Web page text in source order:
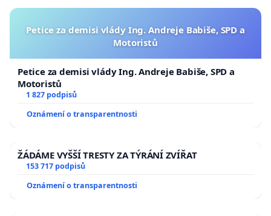
Petice za demisi vlády Ing. Andreje Babiše, SPD a
Motoristů
Petice za demisi vlády Ing. Andreje Babiše, SPD a
Motoristů
1 827 podpisů
Oznámení o transparentnosti
ŽÁDÁME VYŠŠÍ TRESTY ZA TÝRÁNÍ ZVÍŘAT
153 717 podpisů
Oznámení o transparentnosti